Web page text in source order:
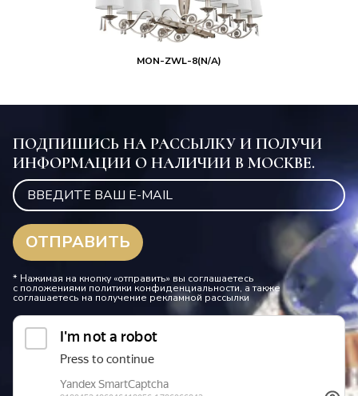
MON-ZWL-8(N/A)
ПОДПИШИСЬ НА РАССЫЛКУ И ПОЛУЧИ
ИНФОРМАЦИИ О НАЛИЧИИ В МОСКВЕ.
* Нажимая на кнопку «отправить» вы соглашаетесь
с положениями политики конфиденциальности, а также
соглашаетесь на получение рекламной рассылки